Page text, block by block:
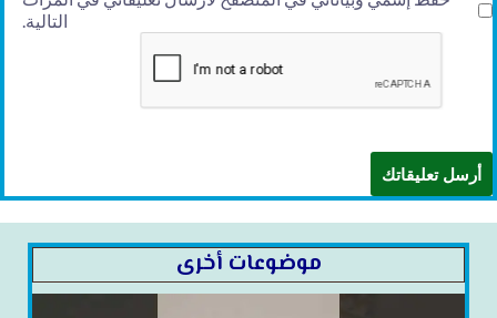
التالية.
موضوعات أخرى